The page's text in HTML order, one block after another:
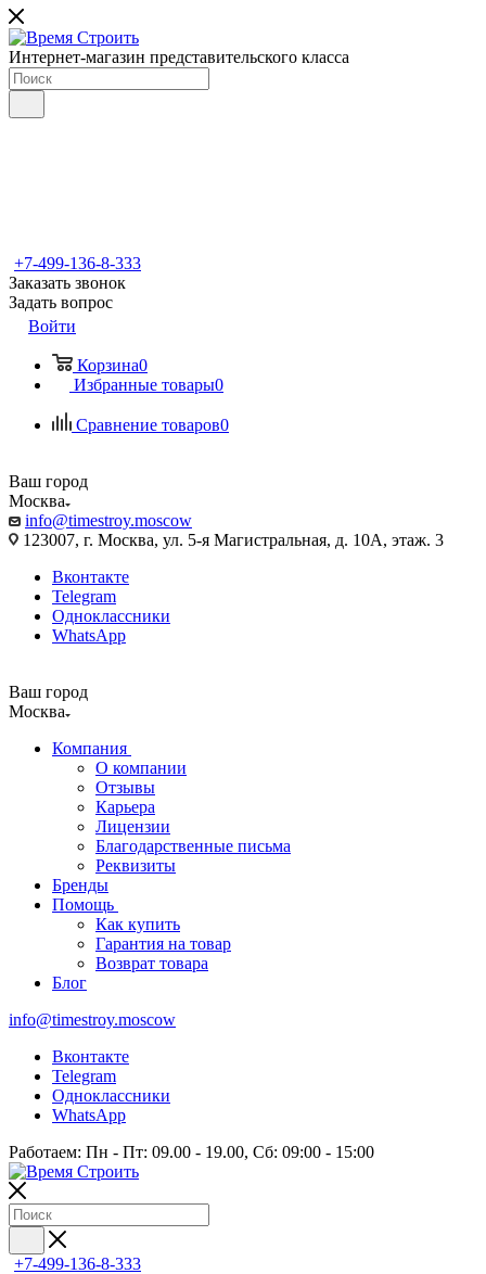
Интернет-магазин представительского класса
+7-499-136-8-333
Заказать звонок
Задать вопрос
Войти
Корзина0
Избранные товары0
Сравнение товаров0
Ваш город
Москва
info@timestroy.moscow
123007, г. Москва, ул. 5-я Магистральная, д. 10А, этаж. 3
Вконтакте
Telegram
Одноклассники
WhatsApp
Ваш город
Москва
Компания
О компании
Отзывы
Карьера
Лицензии
Благодарственные письма
Реквизиты
Бренды
Помощь
Как купить
Гарантия на товар
Возврат товара
Блог
info@timestroy.moscow
Вконтакте
Telegram
Одноклассники
WhatsApp
Работаем: Пн - Пт: 09.00 - 19.00, Сб: 09:00 - 15:00
+7-499-136-8-333